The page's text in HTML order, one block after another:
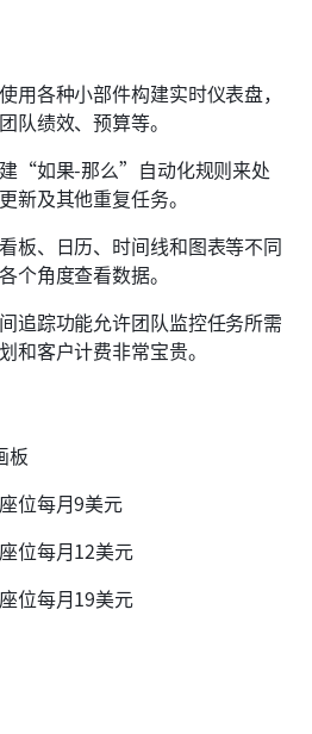
使用各种小部件构建实时仪表盘，
队绩效、预算等。
“如果-那么”自动化规则来处
新及其他重复任务。
板、日历、时间线和图表等不同
个角度查看数据。
追踪功能允许团队监控任务所需
和客户计费非常宝贵。
板
位每月9美元
位每月12美元
位每月19美元